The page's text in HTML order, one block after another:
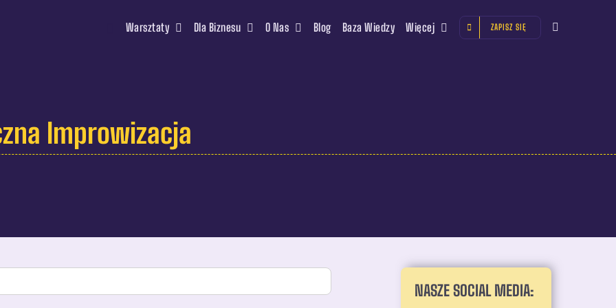
Warsztaty Dla Biznesu O Nas Blog Baza Wiedzy Więcej ZAPISZ SIĘ
Improwizacja
NASZE SOCIAL MEDIA: